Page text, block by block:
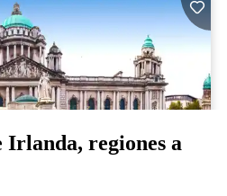
Irlanda, regiones a